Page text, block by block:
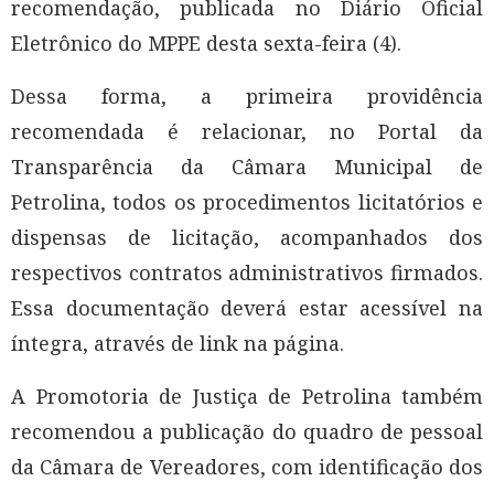
recomendação, publicada no Diário Oficial
Eletrônico do MPPE desta sexta-feira (4).
Dessa forma, a primeira providência
recomendada é relacionar, no Portal da
Transparência da Câmara Municipal de
Petrolina, todos os procedimentos licitatórios e
dispensas de licitação, acompanhados dos
respectivos contratos administrativos firmados.
Essa documentação deverá estar acessível na
íntegra, através de link na página.
A Promotoria de Justiça de Petrolina também
recomendou a publicação do quadro de pessoal
da Câmara de Vereadores, com identificação dos